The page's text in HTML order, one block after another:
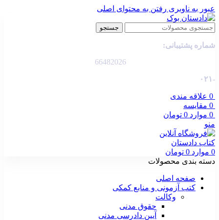
عبور به ناوبری رفتن به محتوای اصلی
جستجو
شماره پشتیبانی:
66482026
-۰۲۱
0 علاقه مندی
0 مقایسه
0 موارد 0 تومان
منو
0 موارد 0 تومان
دسته بندی محصولات
صفحه اصلی
کتب آزمونی و منابع کمکی
وکالت
حقوق مدنی
آیین دادرسی مدنی